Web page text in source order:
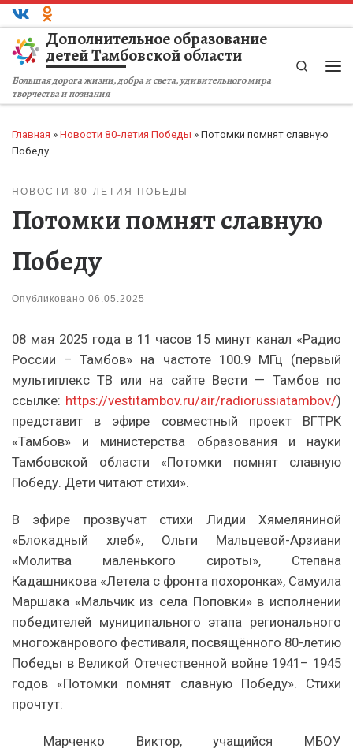
Перейти к содержимому
Дополнительное образование
детей Тамбовской области
Большая дорога жизни, добра и света, удивительного мира
творчества и познания
Search
Главная » Новости 80-летия Победы » Потомки помнят славную
Победу
НОВОСТИ 80-ЛЕТИЯ ПОБЕДЫ
Потомки помнят славную
Победу
Опубликовано 06.05.2025
08 мая 2025 года в 11 часов 15 минут канал «Радио
России – Тамбов» на частоте 100.9 МГц (первый
мультиплекс ТВ или на сайте Вести — Тамбов по
ссылке: https://vestitambov.ru/air/radiorussiatambov/)
представит в эфире совместный проект ВГТРК
«Тамбов» и министерства образования и науки
Тамбовской области «Потомки помнят славную
Победу. Дети читают стихи».
В эфире прозвучат стихи Лидии Хямеляниной
«Блокадный хлеб», Ольги Мальцевой-Арзиани
«Молитва маленького сироты», Степана
Кадашникова «Летела с фронта похоронка», Самуила
Маршака «Мальчик из села Поповки» в исполнении
победителей муниципального этапа регионального
многожанрового фестиваля, посвящённого 80-летию
Победы в Великой Отечественной войне 1941– 1945
годов «Потомки помнят славную Победу». Стихи
прочтут:
Марченко Виктор, учащийся МБОУ